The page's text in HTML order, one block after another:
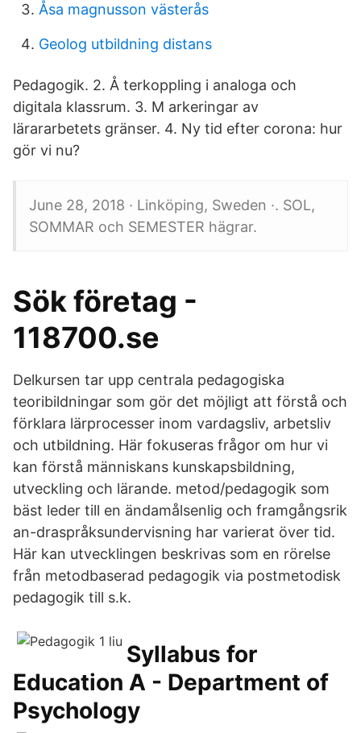
Åsa magnusson västerås
Geolog utbildning distans
Pedagogik. 2. Å terkoppling i analoga och
digitala klassrum. 3. M arkeringar av
lärararbetets gränser. 4. Ny tid efter corona: hur
gör vi nu?
June 28, 2018 · Linköping, Sweden ·. SOL,
SOMMAR och SEMESTER hägrar.
Sök företag -
118700.se
Delkursen tar upp centrala pedagogiska
teoribildningar som gör det möjligt att förstå och
förklara lärprocesser inom vardagsliv, arbetsliv
och utbildning. Här fokuseras frågor om hur vi
kan förstå människans kunskapsbildning,
utveckling och lärande. metod/pedagogik som
bäst leder till en ändamålsenlig och framgångsrik
an-draspråksundervisning har varierat över tid.
Här kan utvecklingen beskrivas som en rörelse
från metodbaserad pedagogik via postmetodisk
pedagogik till s.k.
Syllabus for
Education A - Department of
Psychology